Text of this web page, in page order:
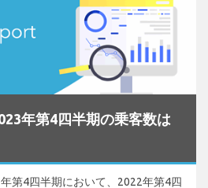
年第4四半期の乗客数は
第4四半期において、2022年第4四